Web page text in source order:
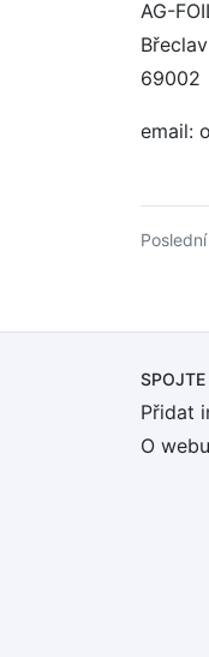
AG-
Břeclav
69002
email:
Přidat
O webu